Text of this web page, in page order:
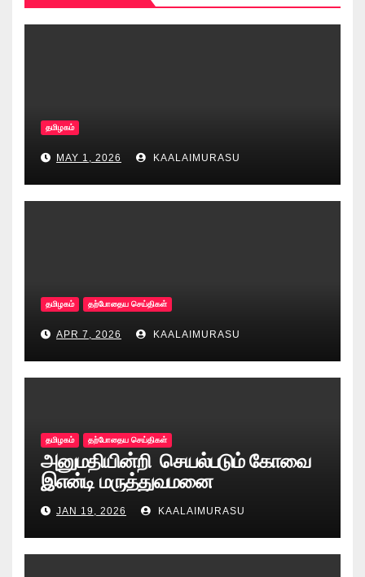
தமிழகம்
MAY 1, 2026 KAALAIMURASU
தமிழகம் தற்போதைய செய்திகள்
APR 7, 2026 KAALAIMURASU
தமிழகம் தற்போதைய செய்திகள்
அனுமதியின்றி செயல்படும் கோவை
இஎன்டி மருத்துவமனை
JAN 19, 2026 KAALAIMURASU